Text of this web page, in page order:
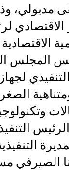
مدبولي،
المجلس
الصيرفي